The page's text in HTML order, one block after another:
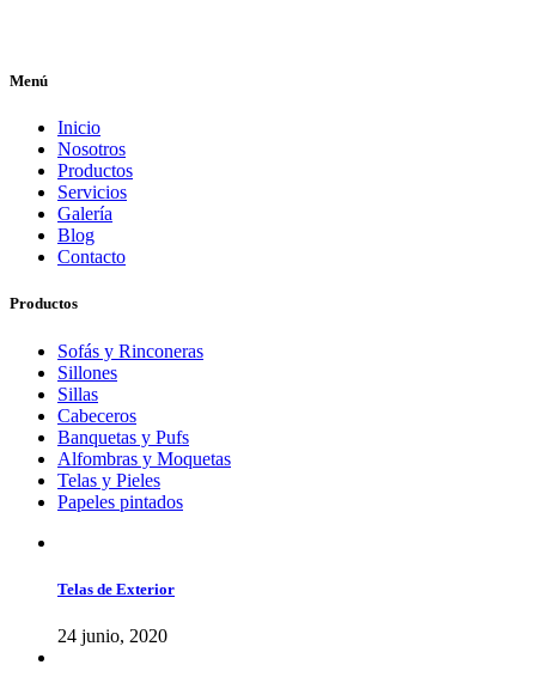
Menú
Inicio
Nosotros
Productos
Servicios
Galería
Blog
Contacto
Productos
Sofás y Rinconeras
Sillones
Sillas
Cabeceros
Banquetas y Pufs
Alfombras y Moquetas
Telas y Pieles
Papeles pintados
Telas de Exterior
24 junio, 2020